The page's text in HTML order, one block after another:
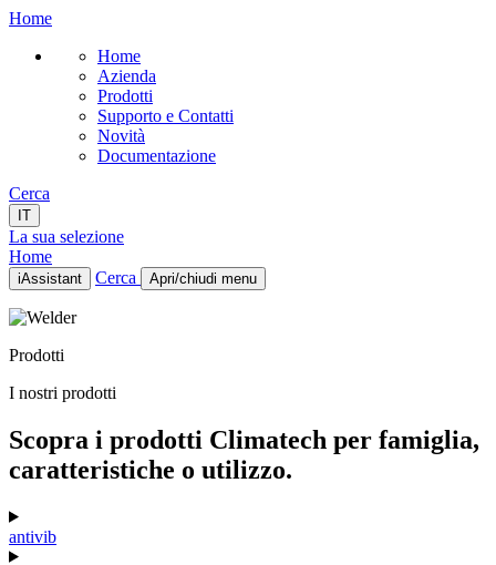
Home
Home
Azienda
Prodotti
Supporto e Contatti
Novità
Documentazione
Cerca
IT
La sua selezione
Home
iAssistant Cerca Apri/chiudi menu
Home
Prodotti
Novità
IT
Prodotti
I nostri prodotti
Scopra i prodotti Climatech per famiglia,
caratteristiche o utilizzo.
antivib